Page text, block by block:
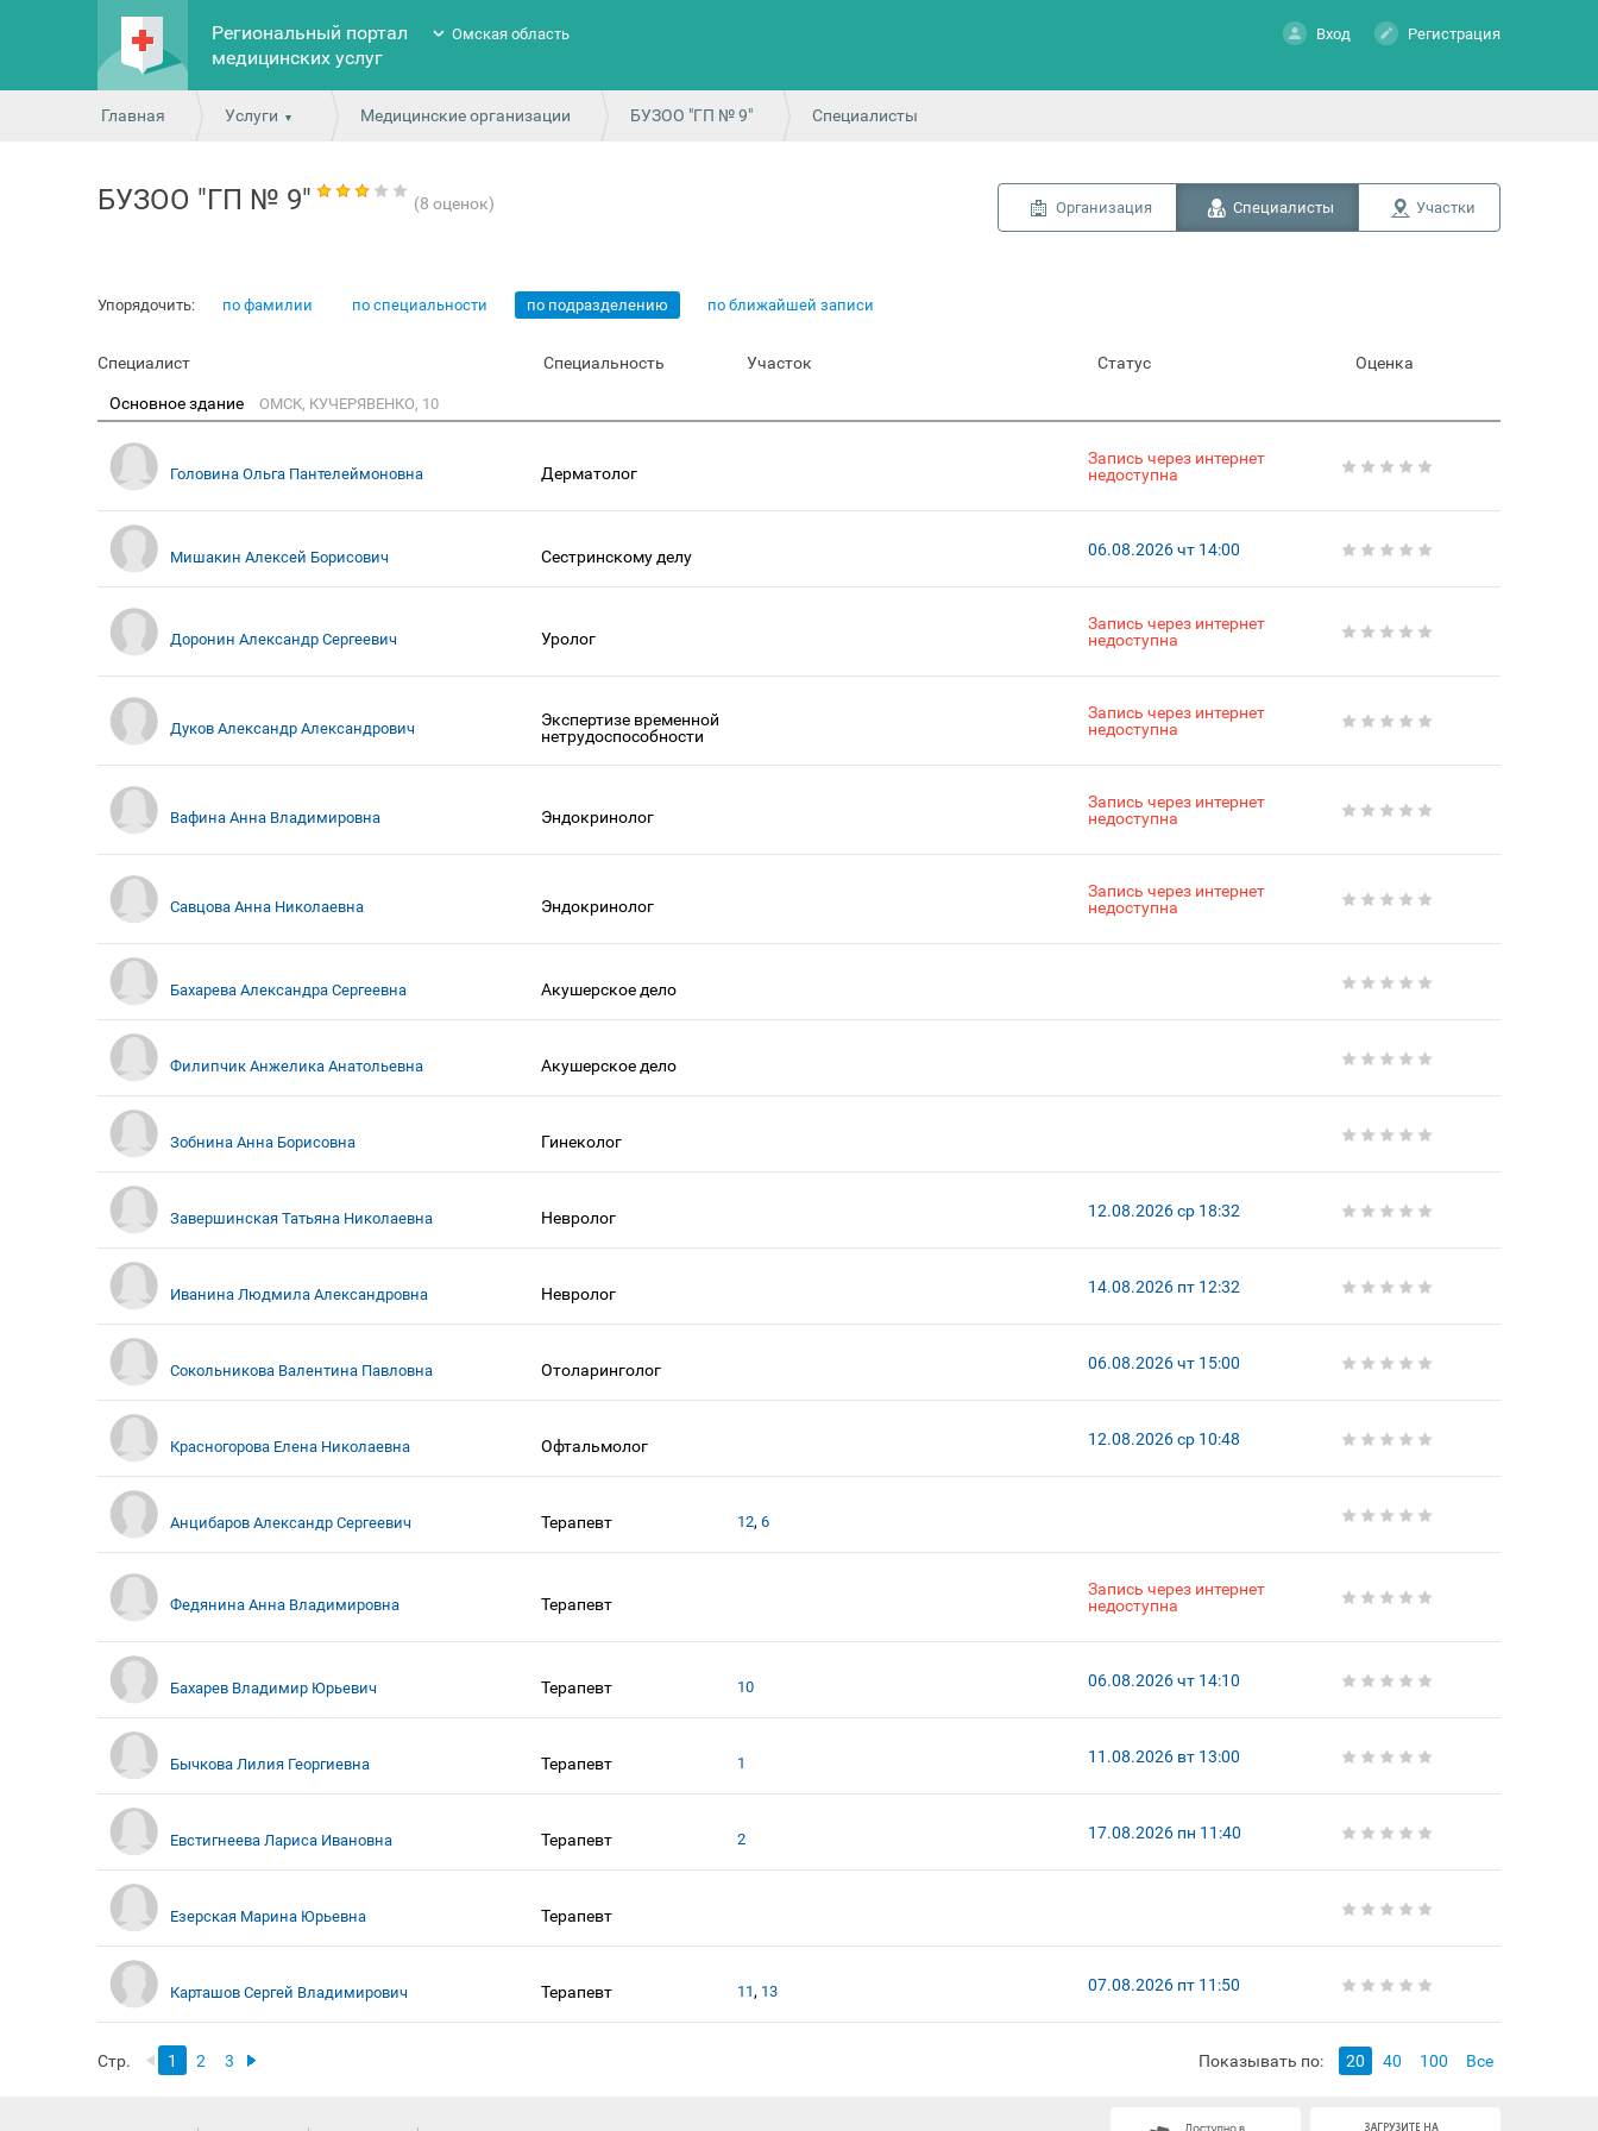
Региональный портал
медицинских услуг
Омская область Вход Регистрация
Главная Услуги Медицинские организации БУЗОО "ГП № 9" Специалисты
БУЗОО "ГП № 9" (8 оценок) Организация Специалисты Участки
Упорядочить: по фамилии по специальности по подразделению по ближайшей записи
Специалист Специальность Участок Статус Оценка
Основное здание ОМСК, КУЧЕРЯВЕНКО, 10
Головина Ольга Пантелеймоновна Дерматолог
Запись через интернет
недоступна
Мишакин Алексей Борисович Сестринскому делу 06.08.2026 чт 14:00
Доронин Александр Сергеевич Уролог
Запись через интернет
недоступна
Дуков Александр Александрович
Экспертизе временной
нетрудоспособности
Запись через интернет
недоступна
Вафина Анна Владимировна Эндокринолог
Запись через интернет
недоступна
Савцова Анна Николаевна Эндокринолог
Запись через интернет
недоступна
Бахарева Александра Сергеевна Акушерское дело
Филипчик Анжелика Анатольевна Акушерское дело
Зобнина Анна Борисовна Гинеколог
Завершинская Татьяна Николаевна Невролог 12.08.2026 ср 18:32
Иванина Людмила Александровна Невролог 14.08.2026 пт 12:32
Сокольникова Валентина Павловна Отоларинголог 06.08.2026 чт 15:00
Красногорова Елена Николаевна Офтальмолог 12.08.2026 ср 10:48
Анцибаров Александр Сергеевич Терапевт 12, 6
Федянина Анна Владимировна Терапевт
Запись через интернет
недоступна
Бахарев Владимир Юрьевич Терапевт 10 06.08.2026 чт 14:10
Бычкова Лилия Георгиевна Терапевт 1 11.08.2026 вт 13:00
Евстигнеева Лариса Ивановна Терапевт 2 17.08.2026 пн 11:40
Езерская Марина Юрьевна Терапевт
Карташов Сергей Владимирович Терапевт 11 , 13 07.08.2026 пт 11:50
Стр. 1 2 3 Показывать по: 20 40 100 Все